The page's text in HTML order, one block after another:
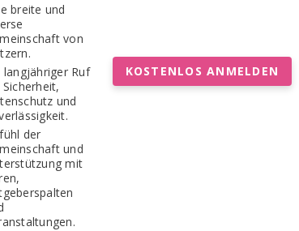
breite und
von
langjähriger Ruf
und
der
und
mit
KOSTENLOS ANMELDEN